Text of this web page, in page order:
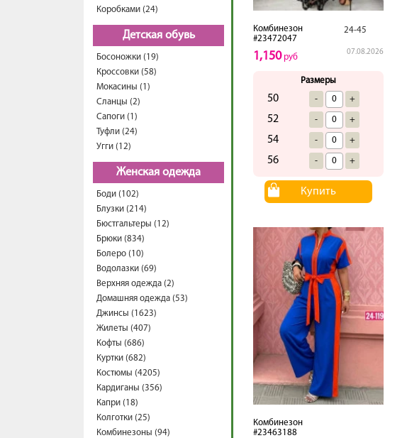
Коробками (24)
Детская обувь
Босоножки (19)
Кроссовки (58)
Мокасины (1)
Сланцы (2)
Сапоги (1)
Туфли (24)
Угги (12)
Женская одежда
Боди (102)
Блузки (214)
Бюстгальтеры (12)
Брюки (834)
Болеро (10)
Водолазки (69)
Верхняя одежда (2)
Домашняя одежда (53)
Джинсы (1623)
Жилеты (407)
Кофты (686)
Куртки (682)
Костюмы (4205)
Кардиганы (356)
Капри (18)
Колготки (25)
Комбинезоны (94)
Комбинезон
#23472047
24-45
07.08.2026
1,150руб
Размеры
50 - +
52 - +
54 - +
56 - +
Купить
Комбинезон
#23463188